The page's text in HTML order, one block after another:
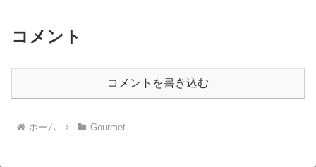
コメント
コメントを書き込む
ホーム Gourmet